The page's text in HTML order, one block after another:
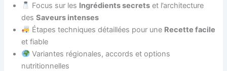
Focus sur les Ingrédients secrets et l’architecture
desSaveurs intenses
Étapes techniques détaillées pour une Recette facile
et fiable
Variantes régionales, accords et options
nutritionnelles